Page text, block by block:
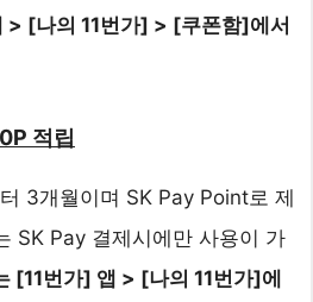
> [나의 11번가] > [쿠폰함]에서
적립
3개월이며 SK Pay Point로 제
SK Pay 결제시에만 사용이 가
[11번가] 앱 > [나의 11번가]에